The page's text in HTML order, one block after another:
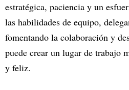
estratégica, paciencia y un
las habilidades de equipo,
fomentando la colaboración y
puede crear un lugar de trabajo
y feliz.